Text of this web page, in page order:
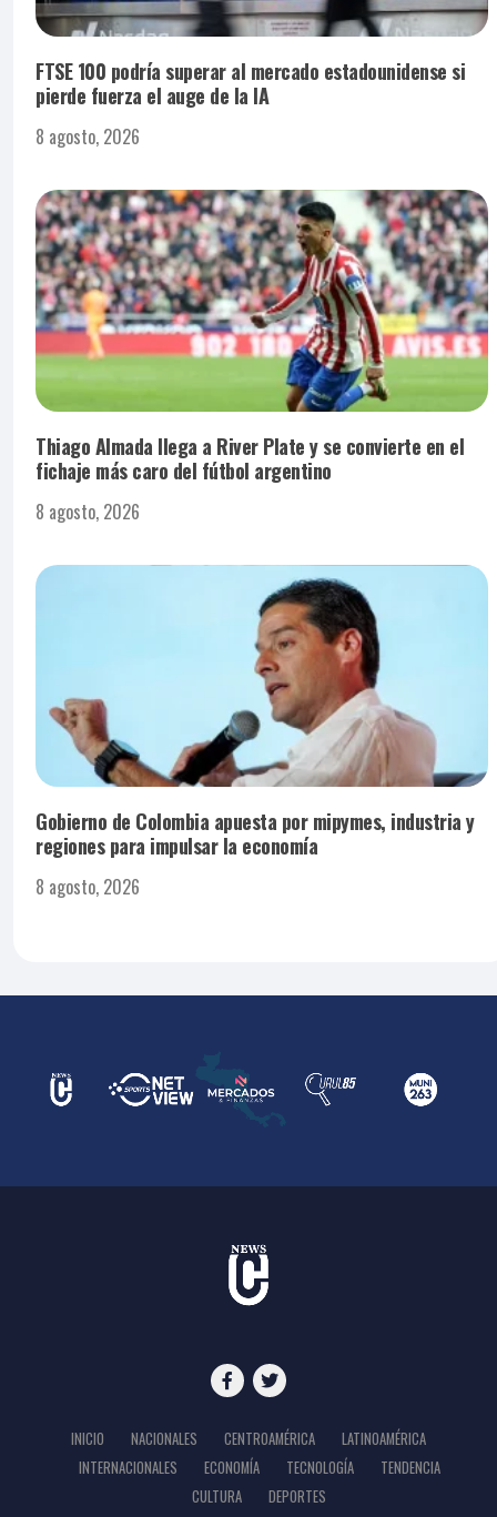
FTSE 100 podría superar al mercado estadounidense si
pierde fuerza el auge de la IA
8 agosto, 2026
Thiago Almada llega a River Plate y se convierte en el
fichaje más caro del fútbol argentino
8 agosto, 2026
Gobierno de Colombia apuesta por mipymes, industria y
regiones para impulsar la economía
8 agosto, 2026
INICIO NACIONALES CENTROAMÉRICA
LATINOAMÉRICA
INTERNACIONALES
ECONOMÍA TECNOLOGÍA
TENDENCIA
CULTURA
DEPORTES